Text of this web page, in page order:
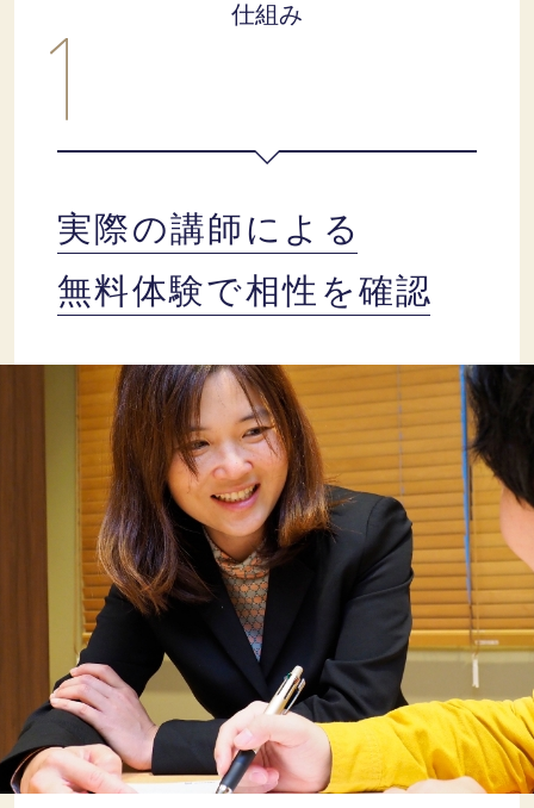
仕組み
実際の講師による
無料体験で相性を確認